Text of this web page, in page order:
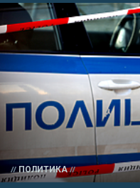
ПОЛИТИКА